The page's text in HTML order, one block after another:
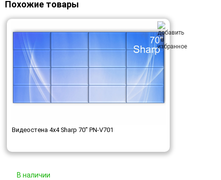
Похожие товары
Видеостена 4x4 Sharp 70" PN-V701
В наличии